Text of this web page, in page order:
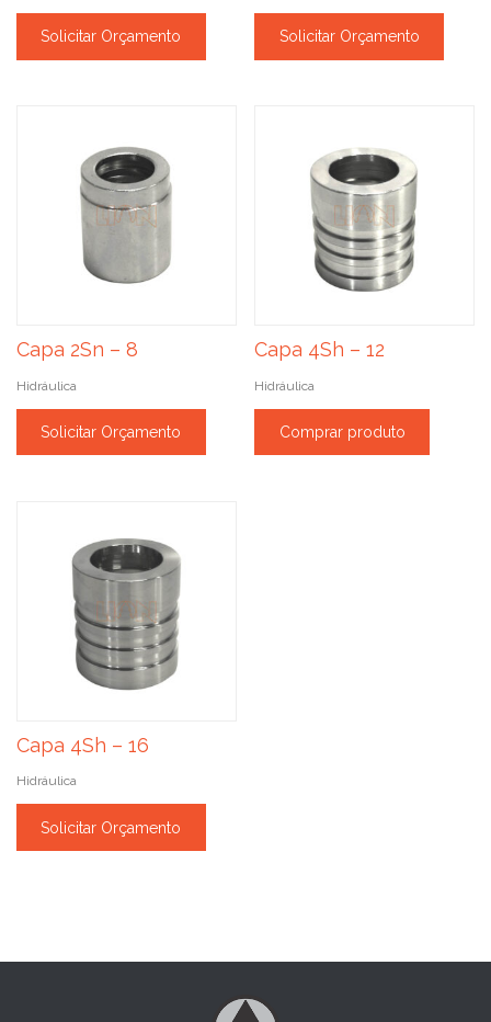
Solicitar Orçamento Solicitar Orçamento
Capa 2Sn – 8
Hidráulica
Solicitar Orçamento
Capa 4Sh – 12
Hidráulica
Comprar produto
Capa 4Sh – 16
Hidráulica
Solicitar Orçamento